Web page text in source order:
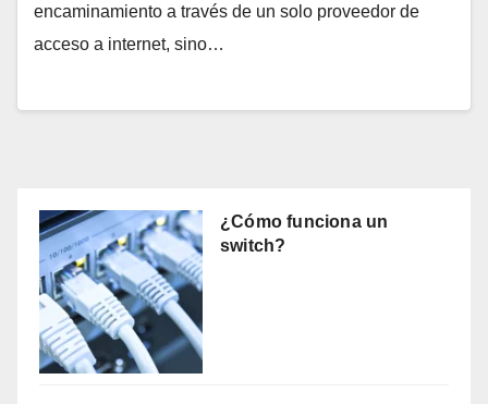
encaminamiento a través de un solo proveedor de
acceso a internet, sino…
¿Cómo funciona un
switch?